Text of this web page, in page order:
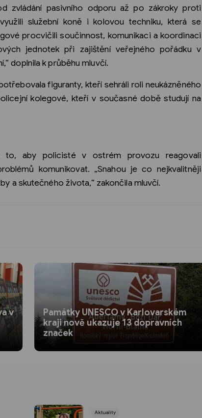
zvládání pasivního odporu až po zákroky proti
služební koně i kolovou techniku, která se
procvičili součinnost, komunikaci a koordinaci
jednotek při zajištění veřejného pořádku v
doplnila k průběhu mluvčí.
figuranty, kteří sehráli roli neukázněného
kolegové, kteří v současné době studují na
to, aby policisté v ostrém provozu reagovali
komunikovat. „Snahou je co nejkvalitněji
a skutečného života,“ zakončila mluvčí.
v
Památky UNESCO v Karlovarském
kraji nově ukazuje 13 dopravních
značek
Aktuality